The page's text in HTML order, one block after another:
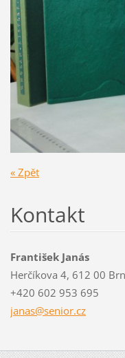
« Zpět
Kontakt
František Janás
Herčíkova 4, 612 00
+420 602 953 695
janas@senior.cz